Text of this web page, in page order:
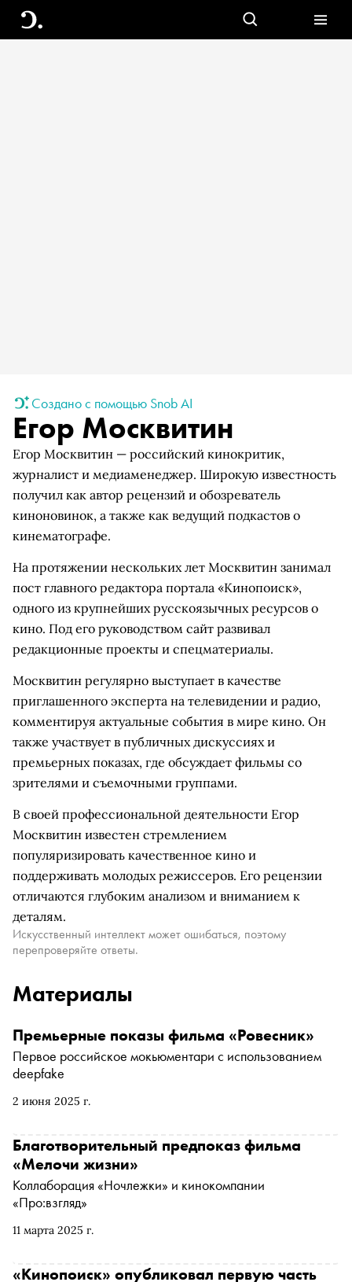
Создано с помощью Snob AI
Егор Москвитин
Егор Москвитин — российский кинокритик,
журналист и медиаменеджер. Широкую известность
получил как автор рецензий и обозреватель
киноновинок, а также как ведущий подкастов о
кинематографе.
На протяжении нескольких лет Москвитин занимал
пост главного редактора портала «Кинопоиск»,
одного из крупнейших русскоязычных ресурсов о
кино. Под его руководством сайт развивал
редакционные проекты и спецматериалы.
Москвитин регулярно выступает в качестве
приглашенного эксперта на телевидении и радио,
комментируя актуальные события в мире кино. Он
также участвует в публичных дискуссиях и
премьерных показах, где обсуждает фильмы со
зрителями и съемочными группами.
В своей профессиональной деятельности Егор
Москвитин известен стремлением
популяризировать качественное кино и
поддерживать молодых режиссеров. Его рецензии
отличаются глубоким анализом и вниманием к
деталям.
Искусственный интеллект может ошибаться, поэтому
перепроверяйте ответы.
Материалы
2 июня 2025 г.
Премьерные показы фильма «Ровесник»
Первое российское мокьюментари с использованием
deepfake
11 марта 2025 г.
Благотворительный предпоказ фильма
«Мелочи жизни»
Коллаборация «Ночлежки» и кинокомпании
«Про:взгляд»
«Кинопоиск» опубликовал первую часть